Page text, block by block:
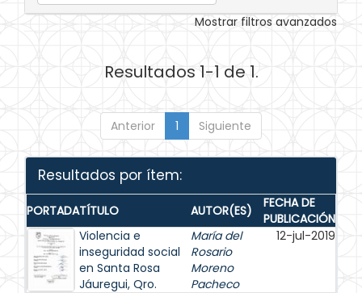
Mostrar filtros avanzados
Resultados 1-1 de 1.
Anterior 1 Siguiente
Resultados por ítem:
PORTADATÍTULO AUTOR(ES)
FECHA DE
PUBLICACIÓN
Violencia e
inseguridad social
en Santa Rosa
Jáuregui, Qro.
María del
Rosario
Moreno
Pacheco
12-jul-2019